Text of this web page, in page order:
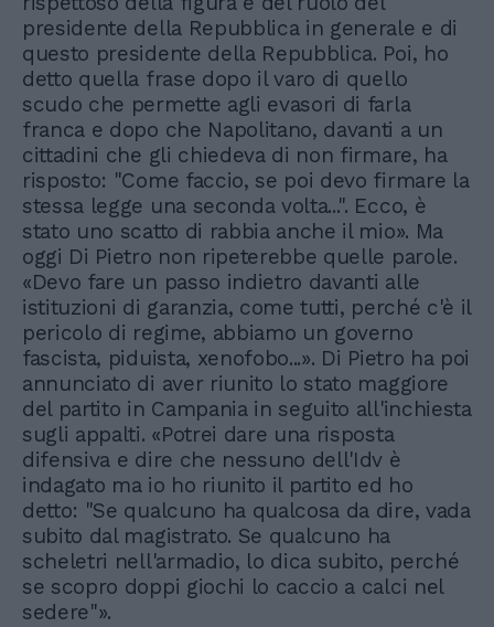
presidente della Repubblica in generale e di
questo presidente della Repubblica. Poi, ho
detto quella frase dopo il varo di quello
scudo che permette agli evasori di farla
franca e dopo che Napolitano, davanti a un
cittadini che gli chiedeva di non firmare, ha
risposto: "Come faccio, se poi devo firmare la
stessa legge una seconda volta...". Ecco, è
stato uno scatto di rabbia anche il mio». Ma
oggi Di Pietro non ripeterebbe quelle parole.
«Devo fare un passo indietro davanti alle
istituzioni di garanzia, come tutti, perché c'è il
pericolo di regime, abbiamo un governo
fascista, piduista, xenofobo...». Di Pietro ha poi
annunciato di aver riunito lo stato maggiore
del partito in Campania in seguito all'inchiesta
sugli appalti. «Potrei dare una risposta
difensiva e dire che nessuno dell'Idv è
indagato ma io ho riunito il partito ed ho
detto: "Se qualcuno ha qualcosa da dire, vada
subito dal magistrato. Se qualcuno ha
scheletri nell'armadio, lo dica subito, perché
se scopro doppi giochi lo caccio a calci nel
sedere"».